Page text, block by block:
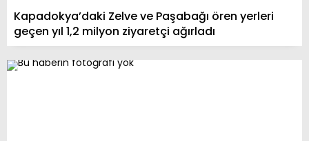
Kapadokya’daki Zelve ve Paşabağı ören yerleri
geçen yıl 1,2 milyon ziyaretçi ağırladı